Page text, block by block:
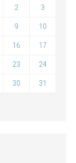
2 3
9 10
16 17
23 24
30 31